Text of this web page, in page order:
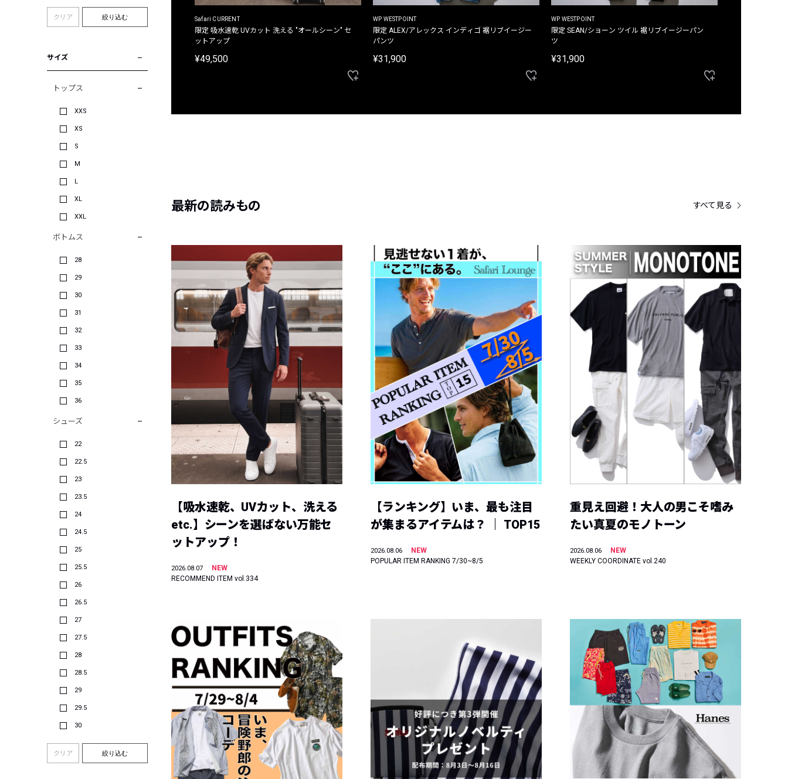
クリア 絞り込む
サイズ
トップス
XXS
XS
S
M
L
XL
XXL
ボトムス
28
29
30
31
32
33
34
35
36
シューズ
22
22.5
23
23.5
24
24.5
25
25.5
26
26.5
27
27.5
28
28.5
29
29.5
30
クリア 絞り込む
Safari CURRENT
限定 吸水速乾 UVカット 洗える "オールシーン" セ
ットアップ
¥49,500
WP WESTPOINT
限定 ALEX/アレックス インディゴ 裾リブイージー
パンツ
¥31,900
WP WESTPOINT
限定 SEAN/ショーン ツイル 裾リブイージーパン
ツ
¥31,900
最新の読みもの すべて見る
【吸水速乾、UVカット、洗える
etc.】シーンを選ばない万能セ
ットアップ！
2026.08.07
NEW
RECOMMEND ITEM vol.334
【ランキング】いま、最も注目
が集まるアイテムは？ ｜ TOP15
2026.08.06
NEW
POPULAR ITEM RANKING 7/30~8/5
重見え回避！大人の男こそ嗜み
たい真夏のモノトーン
2026.08.06
NEW
WEEKLY COORDINATE vol.240